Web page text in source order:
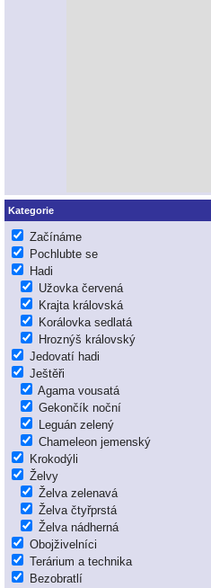
Kategorie
Začínáme
Pochlubte se
Hadi
Užovka červená
Krajta královská
Korálovka sedlatá
Hroznýš královský
Jedovatí hadi
Ještěři
Agama vousatá
Gekončík noční
Leguán zelený
Chameleon jemenský
Krokodýli
Želvy
Želva zelenavá
Želva čtyřprstá
Želva nádherná
Obojživelníci
Terárium a technika
Bezobratlí